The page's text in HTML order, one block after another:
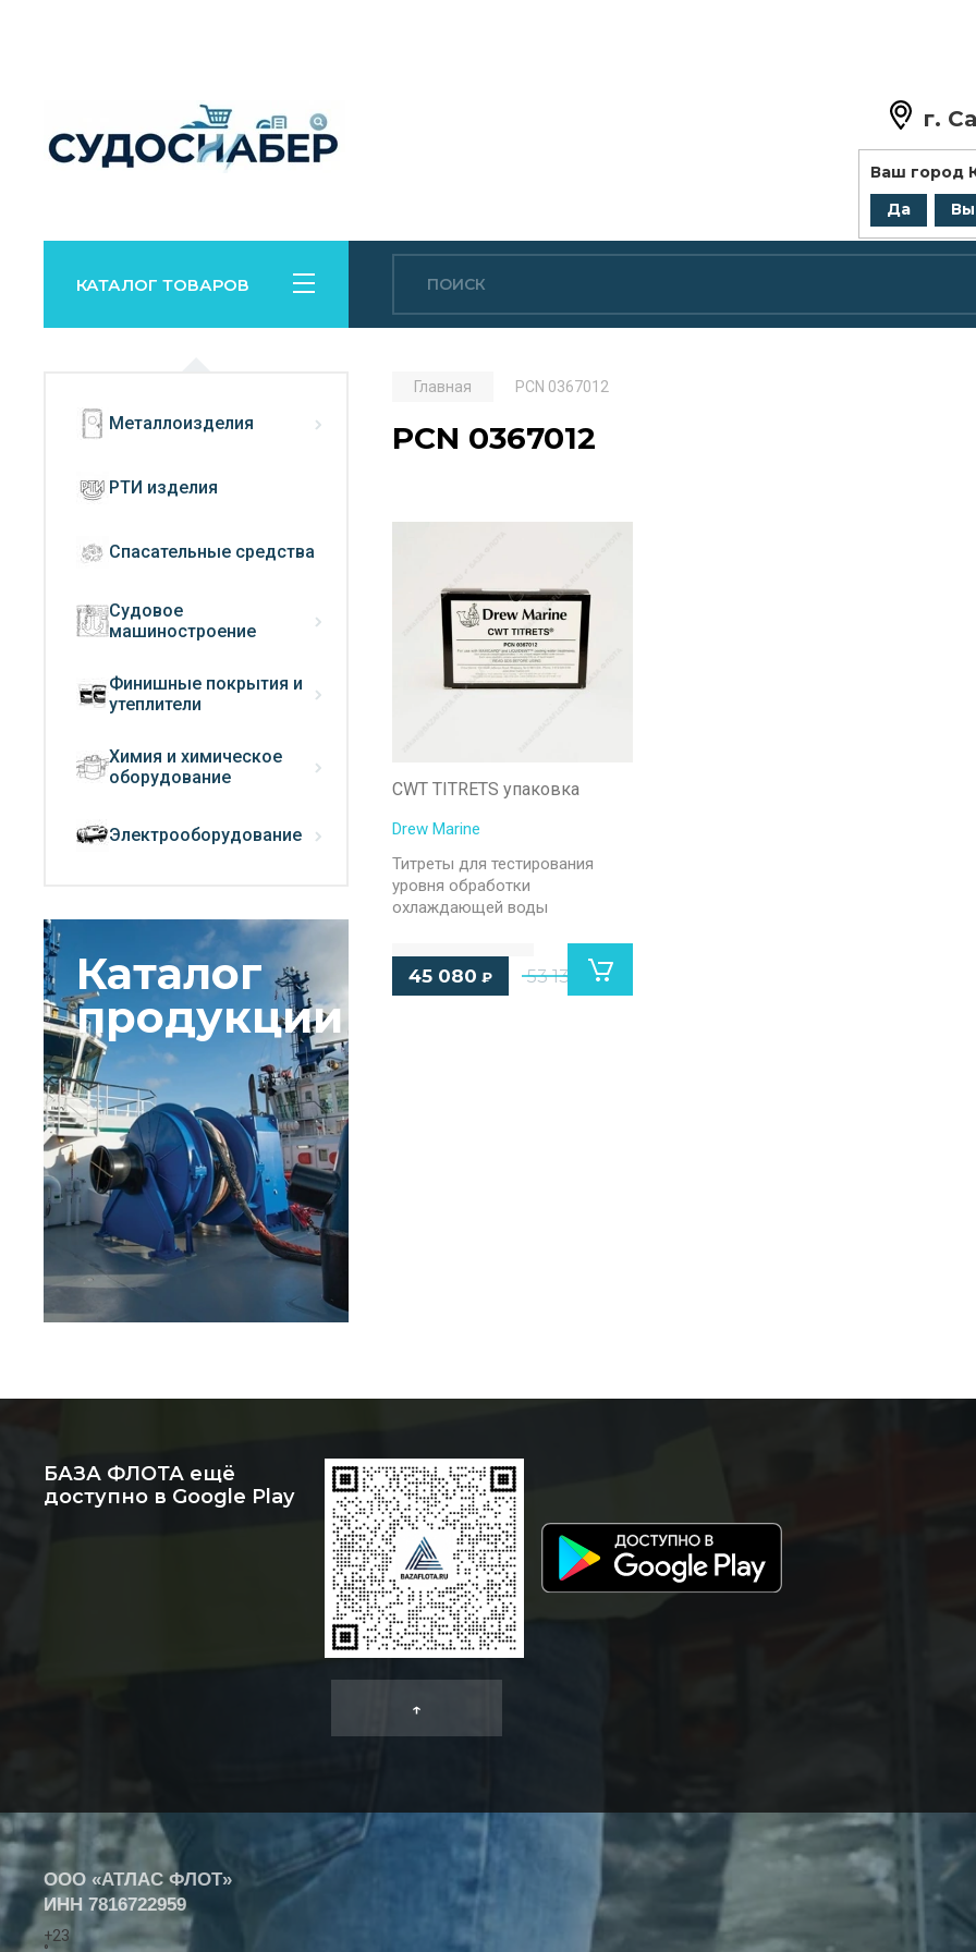
г.
Ваш город
Да
+7
КАТАЛОГ ТОВАРОВ
Металлоизделия
РТИ изделия
Спасательные средства
Судовое
машиностроение
Финишные покрытия и
утеплители
Химия и химическое
оборудование
Электрооборудование
Каталог
продукции
Главная PCN 0367012
PCN 0367012
CWT TITRETS упаковка
Drew Marine
Титреты для тестирования
уровня обработки
охлаждающей воды
53 130
45 080 ₽
БАЗА ФЛОТА ещё
доступно в Google Play
↑
ООО «АТЛАС ФЛОТ»
ИНН 7816722959
+23